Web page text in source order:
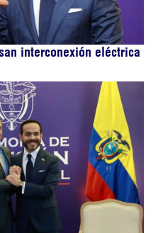
interconexión eléctrica